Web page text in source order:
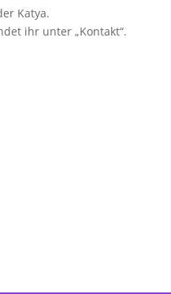
Katya.
ihr unter „Kontakt“.